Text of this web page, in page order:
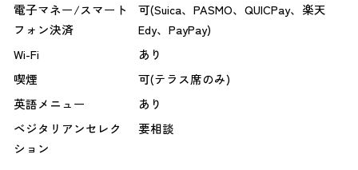
電子マネー/スマート
フォン決済
可(Suica、PASMO、QUICPay、楽天
Edy、PayPay)
Wi-Fi
あり
喫煙
可(テラス席のみ)
英語メニュー
あり
ベジタリアンセレク
ション
要相談